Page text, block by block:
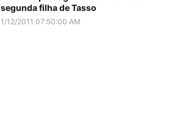
segunda filha de Tasso
1/12/2011 07:50:00 AM